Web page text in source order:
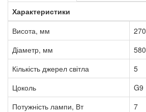
Характеристики
Висота, мм
270
Діаметр, мм
580
Кількість джерел світла
5
Цоколь
G9
Потужність лампи, Вт
7